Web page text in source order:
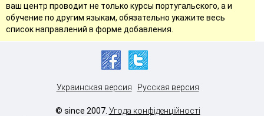
ваш центр проводит не только курсы португальского, а и
обучение по другим языкам, обязательно укажите весь
список направлений в форме добавления.
Украинская версия Русская версия
© since 2007. Угода конфіденційності